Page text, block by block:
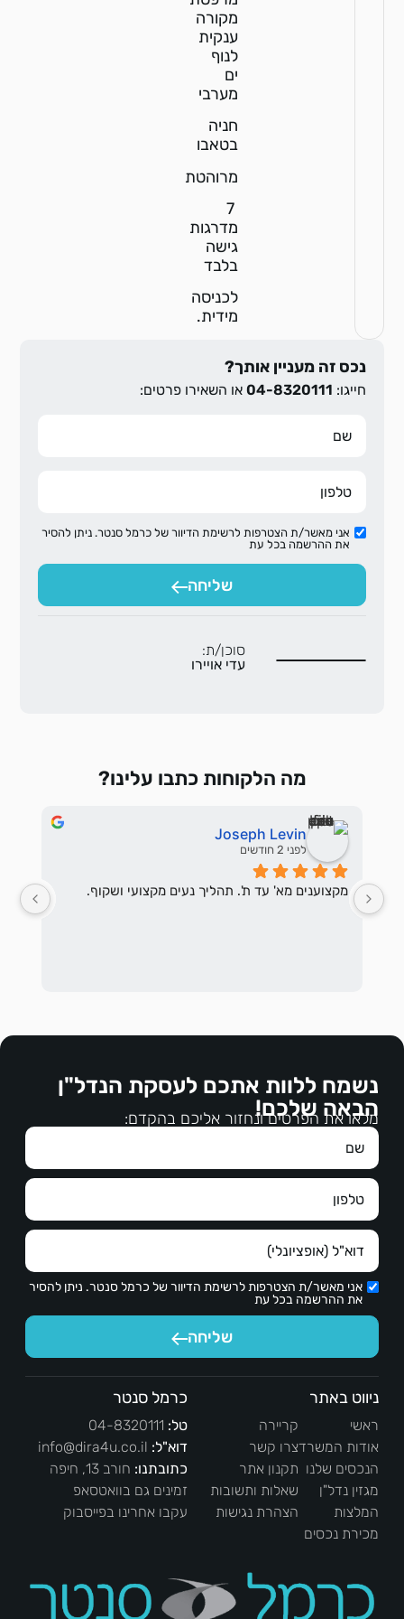
מקורה
ענקית
לנוף
ים
מערבי
חניה
בטאבו
מרוהטת
7
מדרגות
גישה
בלבד
לכניסה
מידית.
נכס זה מעניין אותך?
חייגו: 04-8320111או השאירו פרטים:
אני מאשר/ת הצטרפות לרשימת הדיוור של כרמל סנטר. ניתן להסיר
את ההרשמה בכל עת
שליחה
סוכן/ת:
עדי אויירו
מה הלקוחות כתבו עלינו?
Joseph Levin
לפני 2 חודשים
מקצוענים מא' עד ת'. תהליך נעים מקצועי ושקוף.
נשמח ללוות אתכם לעסקת הנדל"ן
הבאה שלכם!
מלאו את הפרטים ונחזור אליכם בהקדם:
אני מאשר/ת הצטרפות לרשימת הדיוור של כרמל סנטר. ניתן להסיר
את ההרשמה בכל עת
שליחה
ניווט באתר
ראשי
אודות המשרד
הנכסים שלנו
מגזין נדל"ן
המלצות
מכירת נכסים
קריירה
צרו קשר
תקנון אתר
שאלות ותשובות
הצהרת נגישות
כרמל סנטר
טל: 04-8320111
דוא"ל: info@dira4u.co.il
כתובתנו: חורב 13, חיפה
זמינים גם בוואטסאפ
עקבו אחרינו בפייסבוק